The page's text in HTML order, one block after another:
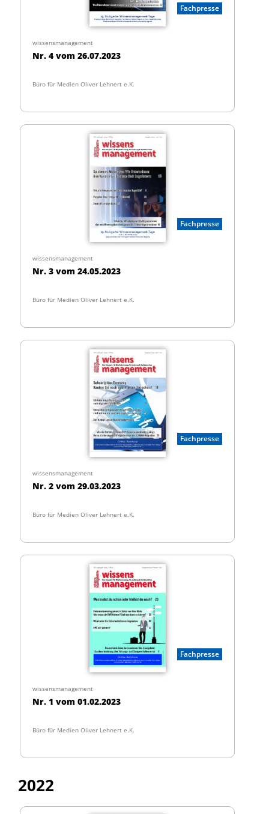
Fachpresse
wissensmanagement
Nr. 4 vom 26.07.2023
Büro für Medien Oliver Lehnert e.K.
Fachpresse
wissensmanagement
Nr. 3 vom 24.05.2023
Büro für Medien Oliver Lehnert e.K.
Fachpresse
wissensmanagement
Nr. 2 vom 29.03.2023
Büro für Medien Oliver Lehnert e.K.
Fachpresse
wissensmanagement
Nr. 1 vom 01.02.2023
Büro für Medien Oliver Lehnert e.K.
2022